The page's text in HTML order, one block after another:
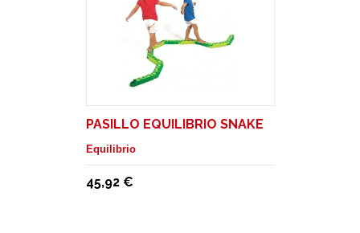
PASILLO EQUILIBRIO SNAKE
Equilibrio
45,92 €